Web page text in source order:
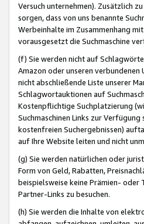
Versuch unternehmen). Zusätzlich
sorgen, dass von uns benannte
Werbeinhalte im Zusammenhang
vorausgesetzt die Suchmaschine
(f) Sie werden nicht auf
Amazon oder unseren
nicht abschließende Liste unserer
Schlagwortauktionen auf
Kostenpflichtige Suchplatzierung
Suchmaschinen Links zur
kostenfreien Suchergebnissen)
auf Ihre Website leiten und nicht
(g) Sie werden natürlichen oder
Form von Geld, Rabatten,
beispielsweise keine Prämien- oder
Partner-Links zu besuchen.
(h) Sie werden die Inhalte von